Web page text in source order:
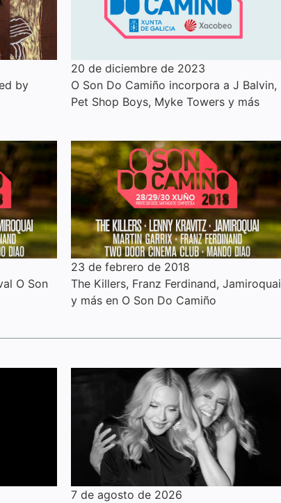
by
20 de diciembre de 2023
O Son Do Camiño incorpora a J Balvin,
Pet Shop Boys, Myke Towers y más
O Son
23 de febrero de 2018
The Killers, Franz Ferdinand, Jamiroquai
y más en O Son Do Camiño
7 de agosto de 2026